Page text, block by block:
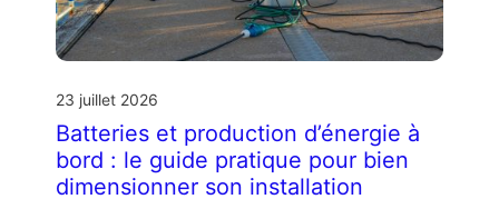
23 juillet 2026
Batteries et production d’énergie à
bord : le guide pratique pour bien
dimensionner son installation